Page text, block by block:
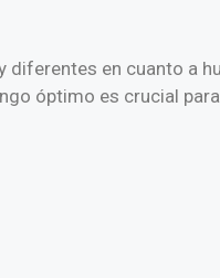
en cuanto a
óptimo es crucial